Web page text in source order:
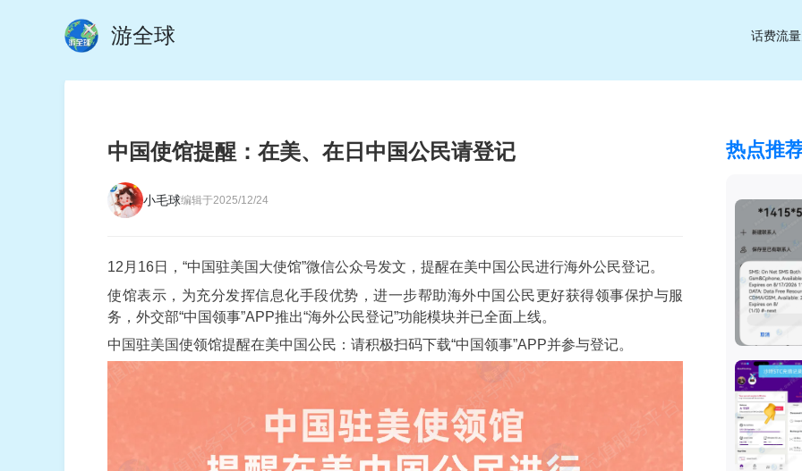
游全球 话费流
中国使馆提醒：在美、在日中国公民请登记
小毛球编辑于2025/12/24
12月16日，“中国驻美国大使馆”微信公众号发文，提醒在美中国公民进行海外公民登记。
使馆表示，为充分发挥信息化手段优势，进一步帮助海外中国公民更好获得领事保护与服
务，外交部“中国领事”APP推出“海外公民登记”功能模块并已全面上线。
中国驻美国使领馆提醒在美中国公民：请积极扫码下载“中国领事”APP并参与登记。
热点推